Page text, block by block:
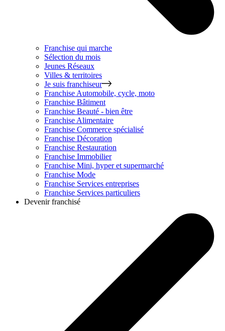
Franchise qui marche
Sélection du mois
Jeunes Réseaux
Villes & territoires
Je suis franchiseur
Franchise Automobile, cycle, moto
Franchise Bâtiment
Franchise Beauté - bien être
Franchise Alimentaire
Franchise Commerce spécialisé
Franchise Décoration
Franchise Restauration
Franchise Immobilier
Franchise Mini, hyper et supermarché
Franchise Mode
Franchise Services entreprises
Franchise Services particuliers
Devenir franchisé